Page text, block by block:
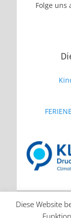
Folge uns
Impressum
Diese Website